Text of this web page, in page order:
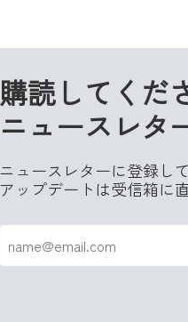
購読してくだ
ニュースレタ
ニュースレターに登録し
アップデートは受信箱に